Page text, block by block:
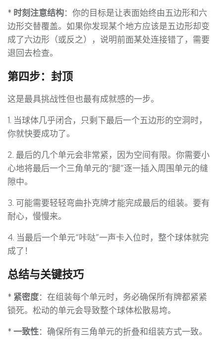
* 时刻注意结构：你的目标是让表面始终由五边形和六
边形交替覆盖。如果你发现某个地方应该是五边形却变
成了六边形（或反之），说明前面某处连接错了，需要
退回去检查。
第四步：封顶
这是最具挑战性但也最有成就感的一步。
1. 当球体几乎闭合，只剩下最后一个五边形的空洞时，
你就快要成功了。
2. 最后的几个单元会非常紧，因为空间有限。你需要小
心地将最后一个三角单元的“腿”逐一插入周围单元的缝
隙中。
3. 可能需要轻轻弯曲扑克牌才能完成最后的组装。要有
耐心，慢慢来。
4. 当最后一个单元“咔哒”一声卡入位时，整个球体就完
成了！
总结与关键技巧
* 紧密度：在组装每个单元时，务必确保所有牌都紧紧
锁死。松动的单元会导致整个球体松散易垮。
* 一致性：确保所有三角单元的折叠和组装方式一致。